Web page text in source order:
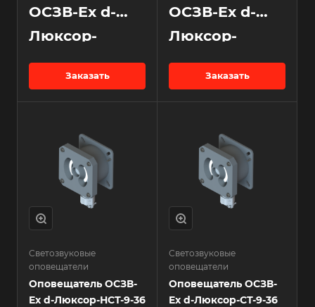
ОСЗВ-Ex d-
Люксор-
НСТ-12-24 В DC
Заказать
ОСЗВ-Ex d-
Люксор-
НСТ-9-36 В DC
Заказать
Светозвуковые
оповещатели
Оповещатель ОСЗВ-
Ex d-Люксор-НСТ-9-36
Светозвуковые
оповещатели
Оповещатель ОСЗВ-
Ex d-Люксор-СТ-9-36